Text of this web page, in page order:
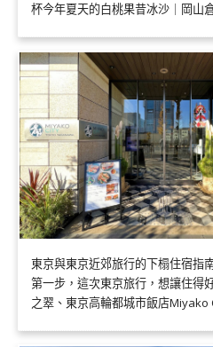
杯今年夏天的白桃果昔冰沙｜岡山
東京與東京近郊旅行的下榻住宿指
第一步，這次東京旅行，想讓住得
之翠、東京高輪都城市飯店